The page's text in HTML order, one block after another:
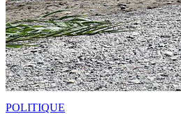
POLITIQUE